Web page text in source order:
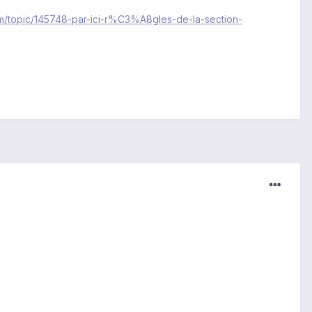
topic/145748-par-ici-r%C3%A8gles-de-la-section-